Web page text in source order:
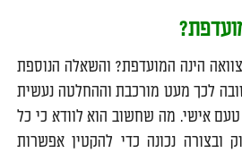
הינה המועדפת? והשאלה הנוספת
לכך מעט מורכבת וההחלטה נעשית
טעם אישי. מה שחשוב הוא לוודא כי כל
נכונה כדי להקטין אפשרות